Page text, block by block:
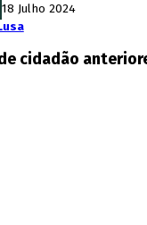
18 Julho 2024
cidadão